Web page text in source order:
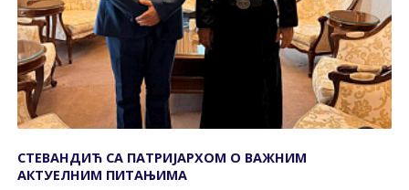
СТЕВАНДИЋ СА ПАТРИЈАРХОМ О ВАЖНИМ
АКТУЕЛНИМ ПИТАЊИМА